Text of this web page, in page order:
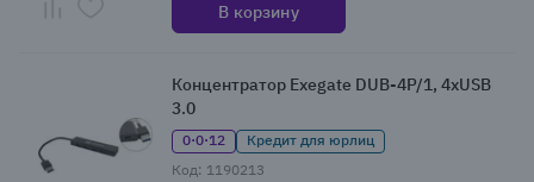
В корзину
Концентратор Exegate DUB-4P/1, 4xUSB
3.0
0·0·12
Кредит для юрлиц
Код: 1190213